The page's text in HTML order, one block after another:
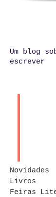
Um blog
escrever
Novidades
Livros
Feiras